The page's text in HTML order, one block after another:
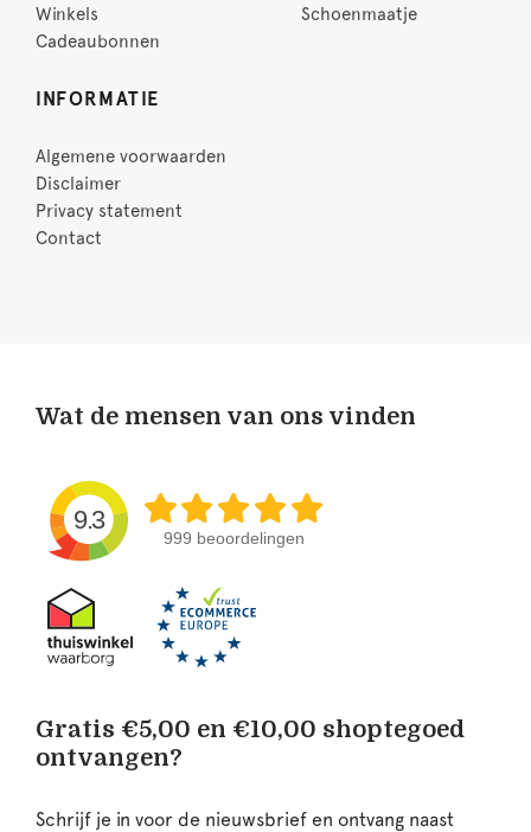
Winkels
Cadeaubonnen
Schoenmaatje
INFORMATIE
Algemene voorwaarden
Disclaimer
Privacy statement
Contact
Wat de mensen van ons vinden
9.3
999 beoordelingen
Gratis €5,00 en €10,00 shoptegoed
ontvangen?
Schrijf je in voor de nieuwsbrief en ontvang naast